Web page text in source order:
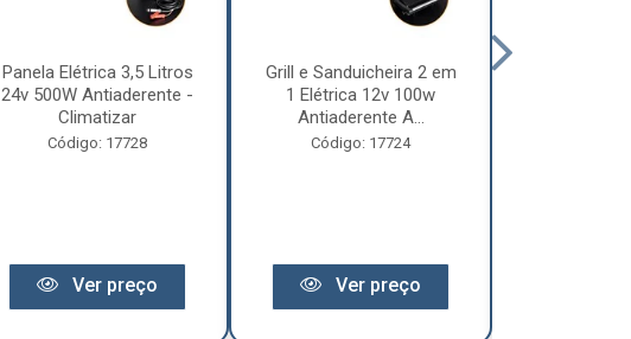
Panela Elétrica 3,5 Litros
24v 500W Antiaderente -
Climatizar
Código: 17728
Ver preço
Grill e Sanduicheira 2 em
1 Elétrica 12v 100w
Antiaderente A...
Código: 17724
Ver preço